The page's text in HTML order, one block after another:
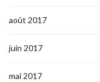
août 2017
juin 2017
mai 2017